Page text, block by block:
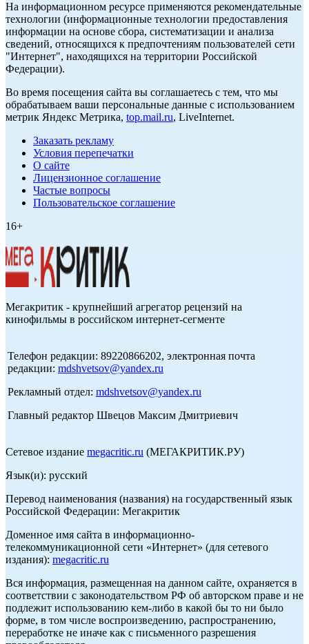
На информационном ресурсе применяются рекомендательные
технологии (информационные технологии предоставления
информации на основе сбора, систематизации и анализа
сведений, относящихся к предпочтениям пользователей сети
"Интернет", находящихся на территории Российской
Федерации).
Во время посещения сайта вы соглашаетесь с тем, что мы
обрабатываем ваши персональные данные с использованием
метрик Яндекс Метрика, top.mail.ru, LiveInternet.
Заказать рекламу
Условия перепечатки
О сайте
Лицензионное соглашение
Частые вопросы
Пользовательское соглашение
16+
Мегакритик - крупнейший агрегатор рецензий на
кинофильмы в российском интернет-сегменте
Телефон редакции: 89220866202, электронная почта
редакции: mdshvetsov@yandex.ru
Рекламный отдел: mdshvetsov@yandex.ru
Главный редактор Швецов Максим Дмитриевич
Сетевое издание megacritic.ru (МЕГАКРИТИК.РУ)
Язык(и): русский
Перевод наименования (названия) на государственный язык
Российской Федерации: Мегакритик
Доменное имя сайта в информационно-
телекоммуникационной сети «Интернет» (для сетевого
издания): megacritic.ru
Вся информация, размещенная на данном сайте, охраняется в
соответствии с законодательством РФ об авторском праве и не
подлежит использованию кем-либо в какой бы то ни было
форме, в том числе воспроизведению, распространению,
переработке не иначе как с письменного разрешения